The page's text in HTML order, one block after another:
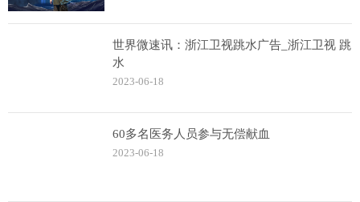
世界微速讯：浙江卫视跳水广告_浙江卫视 跳
水
2023-06-18
60多名医务人员参与无偿献血
2023-06-18